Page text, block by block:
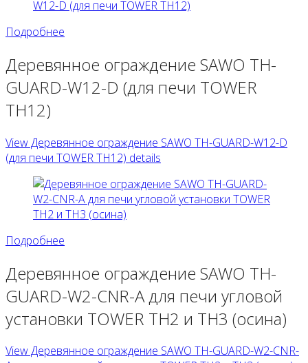
Подробнее
Деревянное ограждение SAWO TH-
GUARD-W12-D (для печи TOWER
TH12)
View Деревянное ограждение SAWO TH-GUARD-W12-D
(для печи TOWER TH12) details
Подробнее
Деревянное ограждение SAWO TH-
GUARD-W2-CNR-A для печи угловой
установки TOWER TH2 и TH3 (осина)
View Деревянное ограждение SAWO TH-GUARD-W2-CNR-